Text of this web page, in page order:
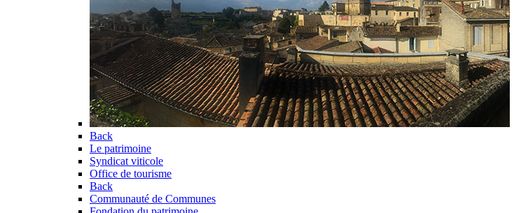
Back
Le patrimoine
Syndicat viticole
Office de tourisme
Back
Communauté de Communes